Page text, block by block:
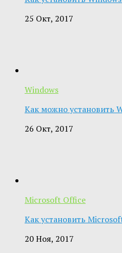
25 Окт, 2017
Windows
Как можно установить
26 Окт, 2017
Microsoft Office
Как установить
20 Ноя, 2017